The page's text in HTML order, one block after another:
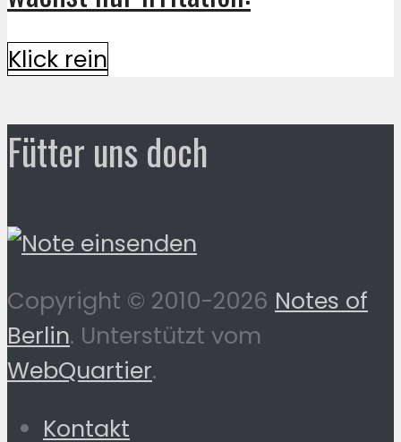
Klick rein
Fütter uns doch
Copyright © 2010-2026 Notes of
Berlin. Unterstützt vom
WebQuartier.
Kontakt